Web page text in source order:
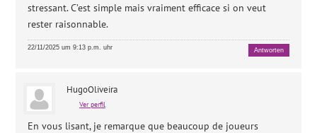
stressant. C’est simple mais vraiment efficace si on veut
rester raisonnable.
22/11/2025 um 9:13 p.m. uhr Antworten
HugoOliveira
Ver perfil
En vous lisant, je remarque que beaucoup de joueurs